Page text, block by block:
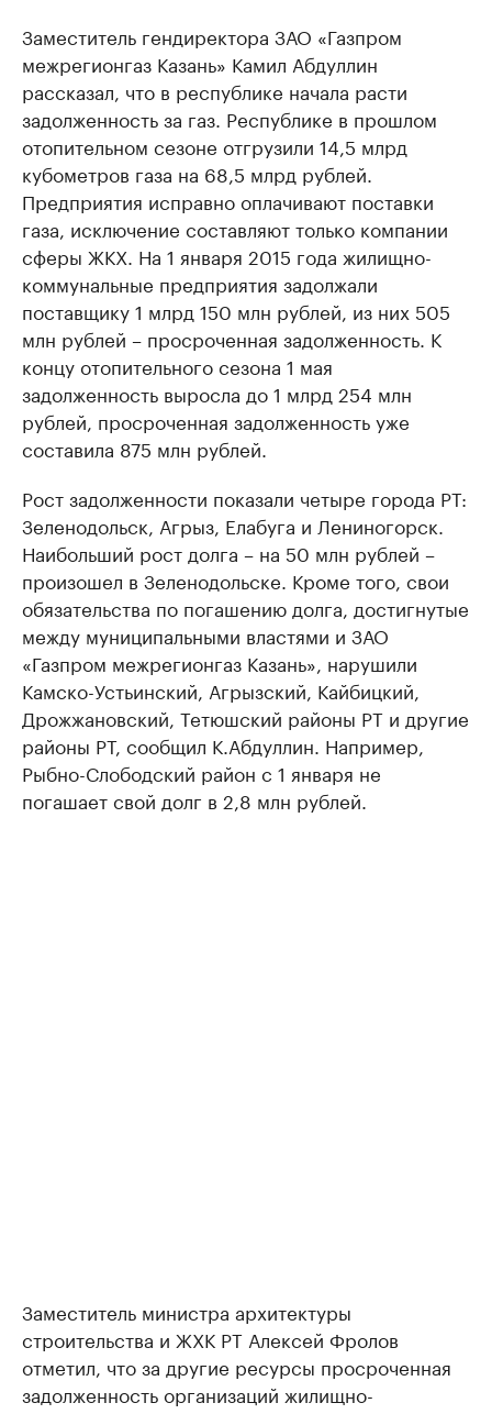
Заместитель гендиректора ЗАО «Газпром
межрегионгаз Казань» Камил Абдуллин
рассказал, что в республике начала расти
задолженность за газ. Республике в прошлом
отопительном сезоне отгрузили 14,5 млрд
кубометров газа на 68,5 млрд рублей.
Предприятия исправно оплачивают поставки
газа, исключение составляют только компании
сферы ЖКХ. На 1 января 2015 года жилищно-
коммунальные предприятия задолжали
поставщику 1 млрд 150 млн рублей, из них 505
млн рублей – просроченная задолженность. К
концу отопительного сезона 1 мая
задолженность выросла до 1 млрд 254 млн
рублей, просроченная задолженность уже
составила 875 млн рублей.
Рост задолженности показали четыре города РТ:
Зеленодольск, Агрыз, Елабуга и Лениногорск.
Наибольший рост долга – на 50 млн рублей –
произошел в Зеленодольске. Кроме того, свои
обязательства по погашению долга, достигнутые
между муниципальными властями и ЗАО
«Газпром межрегионгаз Казань», нарушили
Камско-Устьинский, Агрызский, Кайбицкий,
Дрожжановский, Тетюшский районы РТ и другие
районы РТ, сообщил К.Абдуллин. Например,
Рыбно-Слободский район с 1 января не
погашает свой долг в 2,8 млн рублей.
Заместитель министра архитектуры
строительства и ЖХК РТ Алексей Фролов
отметил, что за другие ресурсы просроченная
задолженность организаций жилищно-